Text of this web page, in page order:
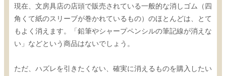
現在、文房具店の店頭で販売されている一般的な消しゴム（四
角くて紙のスリーブが巻かれているもの）のほとんどは、とて
もよく消えます。「鉛筆やシャープペンシルの筆記線が消えな
い」などという商品はないでしょう。
ただ、ハズレを引きたくない、確実に消えるものを購入したい